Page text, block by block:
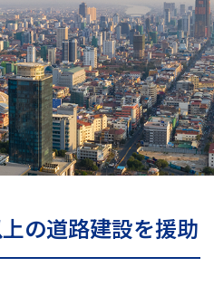
の道路建設を援助